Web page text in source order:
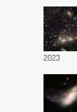
2023